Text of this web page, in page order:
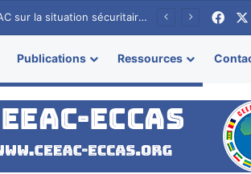
Communiqué de la Commission de la CEEAC sur la situation sécuritaire en RCA
Publications Ressources